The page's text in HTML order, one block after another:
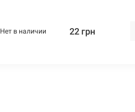
Нет в наличии 22 грн